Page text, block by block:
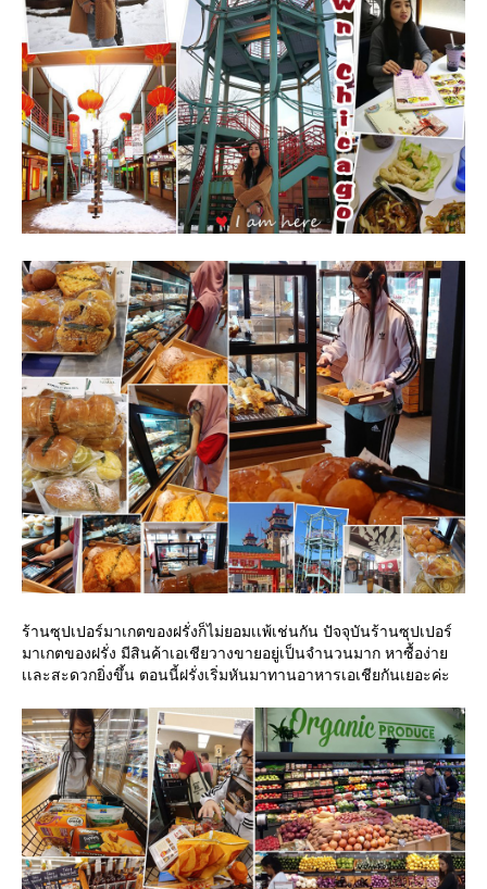
ร้านซุปเปอร์มาเกตของฝรั่งก็ไม่ยอมเเพ้เช่นกัน ปัจจุบันร้านซุปเปอร์
มาเกตของฝรั่ง มีสินค้าเอเชียวางขายอยู่เป็นจำนวนมาก หาซื้อง่าย
เเละสะดวกยิ่งขึ้น ตอนนี้ฝรั่งเริ่มหันมาทานอาหารเอเชียกันเยอะค่ะ